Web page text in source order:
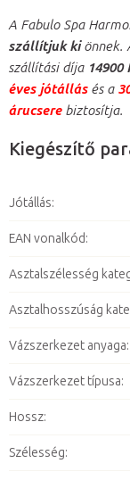
A Fabulo Spa
szállítjuk kiönnek.
szállítási díja 14900
éves jótállás és a
árucsere biztosítja.
Kiegészítő
Jótállás:
EAN vonalkód:
Asztalszélesség
Asztalhosszúság
Vázszerkezet anyaga:
Vázszerkezet típusa:
Hossz:
Szélesség: